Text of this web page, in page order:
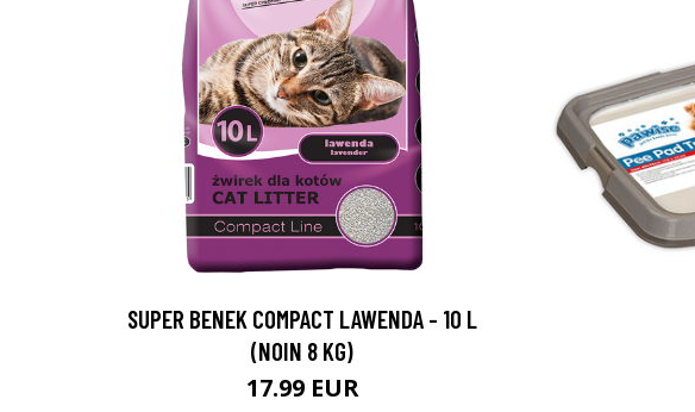
SUPER BENEK COMPACT LAWENDA - 10 L
(NOIN 8 KG)
17.99 EUR